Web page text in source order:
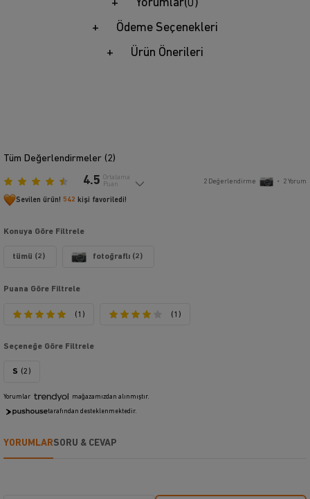
Yorumlar(0)
Ödeme Seçenekleri
Ürün Önerileri
Tüm Değerlendirmeler (2)
4.5 Ortalama
Puan
2 Değerlendirme • 2Yorum
Sevilen ürün! 542 kişi favoriledi!
Konuya Göre Filtrele
tümü (2) fotoğraflı (2)
Puana Göre Filtrele
(1) (1)
Seçeneğe Göre Filtrele
S (2)
Yorumlar mağazamızdan alınmıştır.
tarafından desteklenmektedir.
YORUMLARSORU & CEVAP